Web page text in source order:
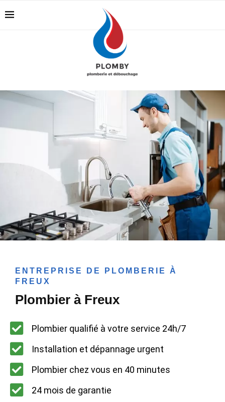
ENTREPRISE DE PLOMBERIE À
FREUX
Plombier à Freux
Plombier qualifié à votre service 24h/7
Installation et dépannage urgent
Plombier chez vous en 40 minutes
24 mois de garantie